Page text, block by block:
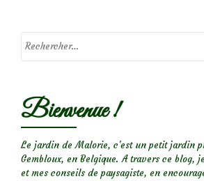
Bienvenue !
Le jardin de Malorie, c'est un petit jardin
Gembloux, en Belgique. A travers ce blog,
et mes conseils de paysagiste, en